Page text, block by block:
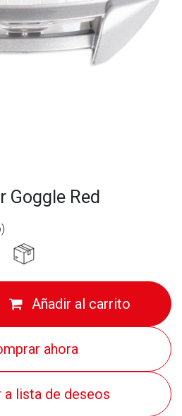
Goggle Red
Añadir al carrito
ahora
a lista de deseos